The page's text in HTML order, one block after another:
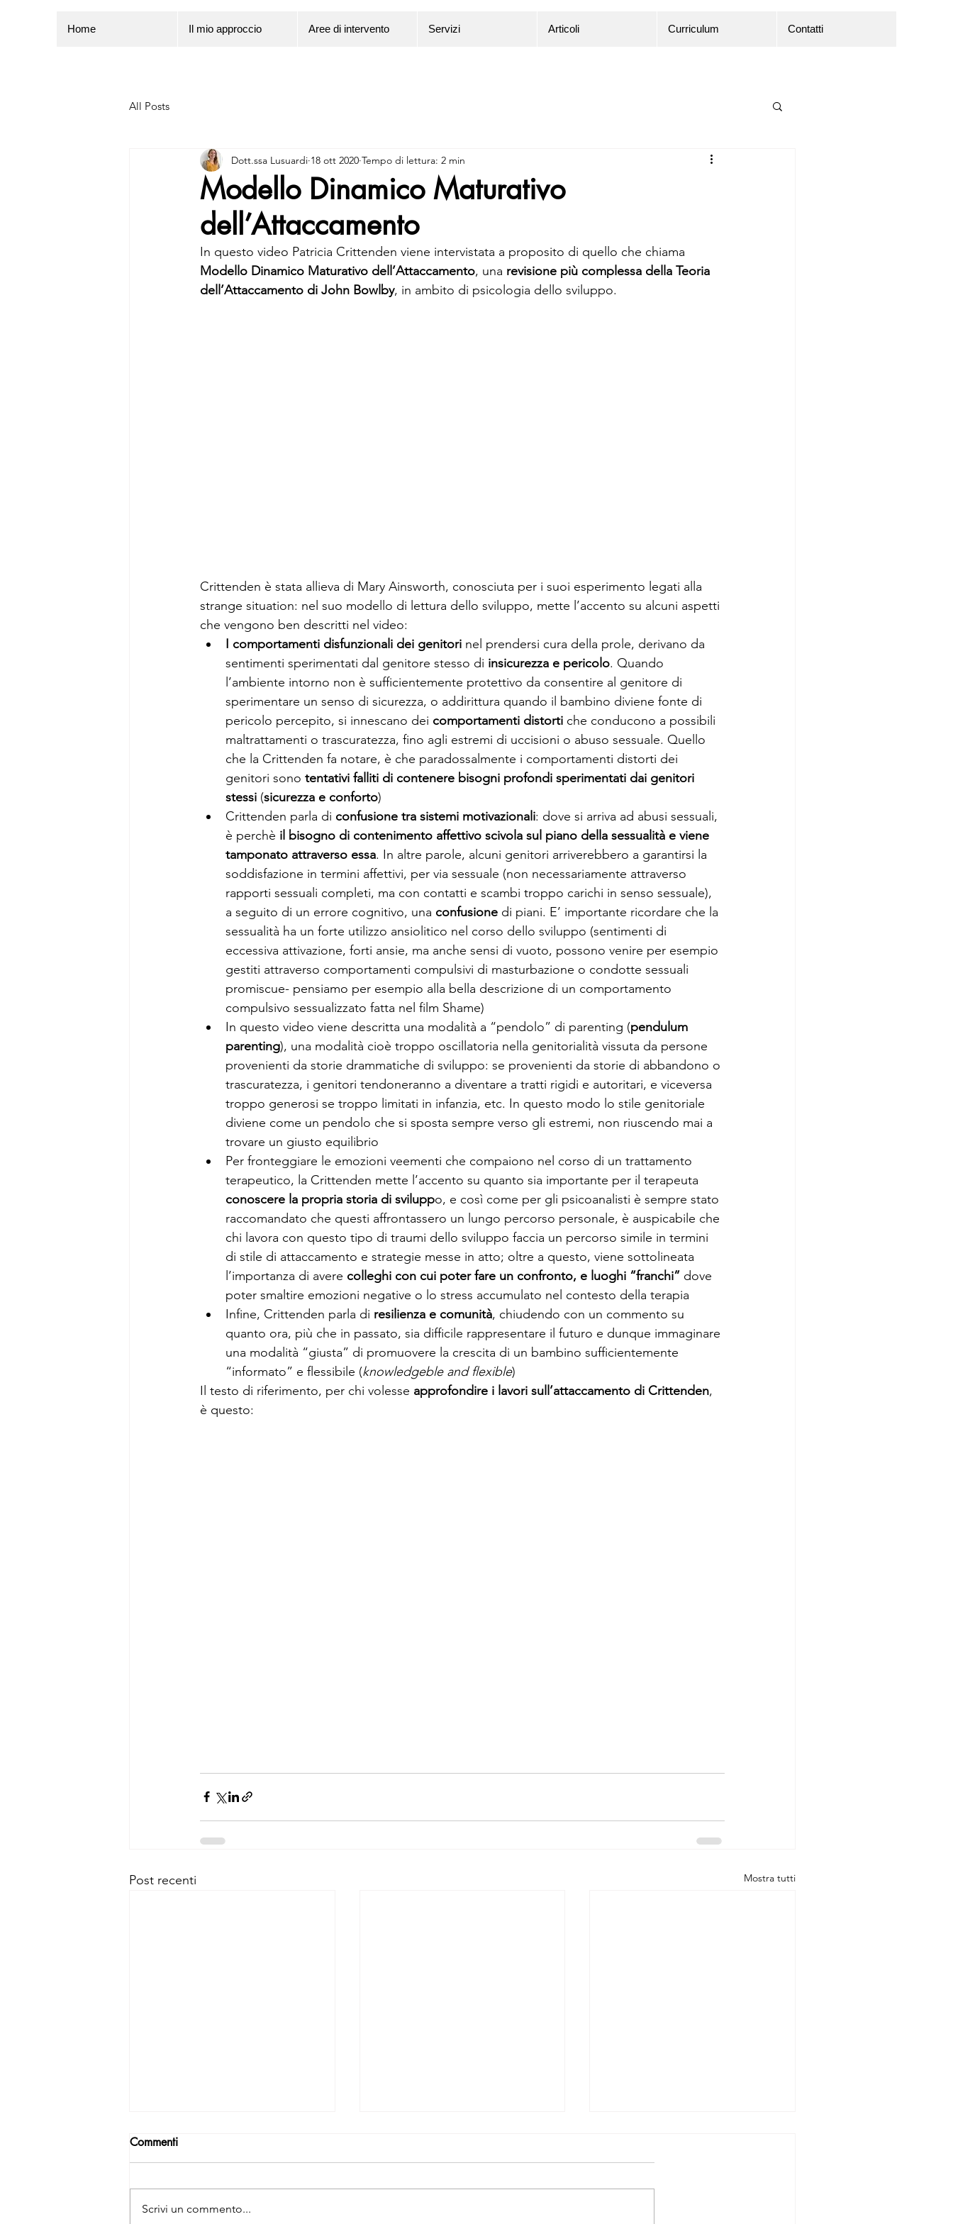
Home Il mio approccio Aree di intervento Servizi Articoli Curriculum Contatti
All Posts
Modello Dinamico Maturativo
dell’Attaccamento
Dott.ssa Lusuardi 18 ott 2020 Tempo di lettura: 2 min
In questo video Patricia Crittenden viene intervistata a proposito di quello che chiama
Modello Dinamico Maturativo dell’Attaccamento, una revisione più complessa della Teoria
dell’Attaccamento di John Bowlby, in ambito di psicologia dello sviluppo.
Crittenden è stata allieva di Mary Ainsworth, conosciuta per i suoi esperimento legati alla
strange situation: nel suo modello di lettura dello sviluppo, mette l’accento su alcuni aspetti
che vengono ben descritti nel video:
I comportamenti disfunzionali dei genitori nel prendersi cura della prole, derivano da
sentimenti sperimentati dal genitore stesso di insicurezza e pericolo. Quando
l’ambiente intorno non è sufficientemente protettivo da consentire al genitore di
sperimentare un senso di sicurezza, o addirittura quando il bambino diviene fonte di
pericolo percepito, si innescano dei comportamenti distorti che conducono a possibili
maltrattamenti o trascuratezza, fino agli estremi di uccisioni o abuso sessuale. Quello
che la Crittenden fa notare, è che paradossalmente i comportamenti distorti dei
genitori sono tentativi falliti di contenere bisogni profondi sperimentati dai genitori
stessi (sicurezza e conforto)
Crittenden parla di confusione tra sistemi motivazionali: dove si arriva ad abusi sessuali,
è perchè il bisogno di contenimento affettivo scivola sul piano della sessualità e viene
tamponato attraverso essa. In altre parole, alcuni genitori arriverebbero a garantirsi la
soddisfazione in termini affettivi, per via sessuale (non necessariamente attraverso
rapporti sessuali completi, ma con contatti e scambi troppo carichi in senso sessuale),
a seguito di un errore cognitivo, una confusione di piani. E’ importante ricordare che la
sessualità ha un forte utilizzo ansiolitico nel corso dello sviluppo (sentimenti di
eccessiva attivazione, forti ansie, ma anche sensi di vuoto, possono venire per esempio
gestiti attraverso comportamenti compulsivi di masturbazione o condotte sessuali
promiscue- pensiamo per esempio alla bella descrizione di un comportamento
compulsivo sessualizzato fatta nel film Shame)
In questo video viene descritta una modalità a “pendolo” di parenting (pendulum
parenting), una modalità cioè troppo oscillatoria nella genitorialità vissuta da persone
provenienti da storie drammatiche di sviluppo: se provenienti da storie di abbandono o
trascuratezza, i genitori tendoneranno a diventare a tratti rigidi e autoritari, e viceversa
troppo generosi se troppo limitati in infanzia, etc. In questo modo lo stile genitoriale
diviene come un pendolo che si sposta sempre verso gli estremi, non riuscendo mai a
trovare un giusto equilibrio
Per fronteggiare le emozioni veementi che compaiono nel corso di un trattamento
terapeutico, la Crittenden mette l’accento su quanto sia importante per il terapeuta
conoscere la propria storia di sviluppo, e così come per gli psicoanalisti è sempre stato
raccomandato che questi affrontassero un lungo percorso personale, è auspicabile che
chi lavora con questo tipo di traumi dello sviluppo faccia un percorso simile in termini
di stile di attaccamento e strategie messe in atto; oltre a questo, viene sottolineata
l’importanza di avere colleghi con cui poter fare un confronto, e luoghi “franchi” dove
poter smaltire emozioni negative o lo stress accumulato nel contesto della terapia
Infine, Crittenden parla di resilienza e comunità, chiudendo con un commento su
quanto ora, più che in passato, sia difficile rappresentare il futuro e dunque immaginare
una modalità “giusta” di promuovere la crescita di un bambino sufficientemente
“informato” e flessibile (knowledgeble and flexible)
Il testo di riferimento, per chi volesse approfondire i lavori sull’attaccamento di Crittenden,
è questo:
Post recenti Mostra tutti
Commenti
Scrivi un commento...